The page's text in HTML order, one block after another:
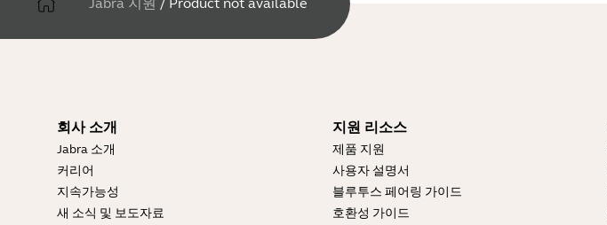
Jabra 지원 / Product not available
회사 소개
Jabra 소개
커리어
지속가능성
새 소식 및 보도자료
지원 리소스
제품 지원
사용자 설명서
블루투스 페어링 가이드
호환성 가이드